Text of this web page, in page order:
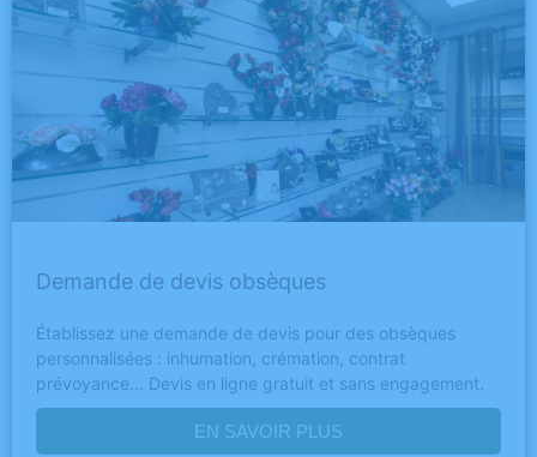
Demande de devis obsèques
Établissez une demande de devis pour des obsèques
personnalisées : inhumation, crémation, contrat
prévoyance… Devis en ligne gratuit et sans engagement.
EN SAVOIR PLUS